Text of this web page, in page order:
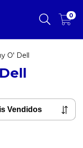
0
O' Dell